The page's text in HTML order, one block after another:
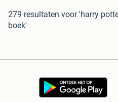
279 resultaten voor 'harry
boek'